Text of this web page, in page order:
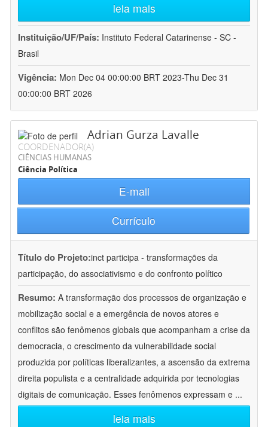
leia mais
Instituição/UF/País: Instituto Federal Catarinense - SC -
Brasil
Vigência: Mon Dec 04 00:00:00 BRT 2023-Thu Dec 31
00:00:00 BRT 2026
Adrian Gurza Lavalle
COORDENADOR(A)
CIÊNCIAS HUMANAS
Ciência Política
E-mail
Currículo
Título do Projeto:inct participa - transformações da
participação, do associativismo e do confronto político
Resumo: A transformação dos processos de organização e
mobilização social e a emergência de novos atores e
conflitos são fenômenos globais que acompanham a crise da
democracia, o crescimento da vulnerabilidade social
produzida por políticas liberalizantes, a ascensão da extrema
direita populista e a centralidade adquirida por tecnologias
digitais de comunicação. Esses fenômenos expressam e ...
leia mais